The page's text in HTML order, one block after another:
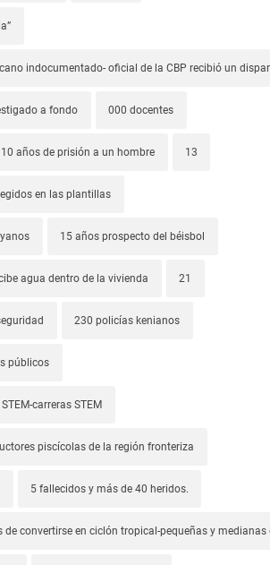
indocumentado- oficial de la CBP recibió un
a fondo 000 docentes
10 años de prisión a un hombre 13
en las plantillas
15 años prospecto del béisbol
agua dentro de la vivienda 21
230 policías kenianos
públicos
carreras STEM
piscícolas de la región fronteriza
5 fallecidos y más de 40 heridos.
de convertirse en ciclón tropical-pequeñas y